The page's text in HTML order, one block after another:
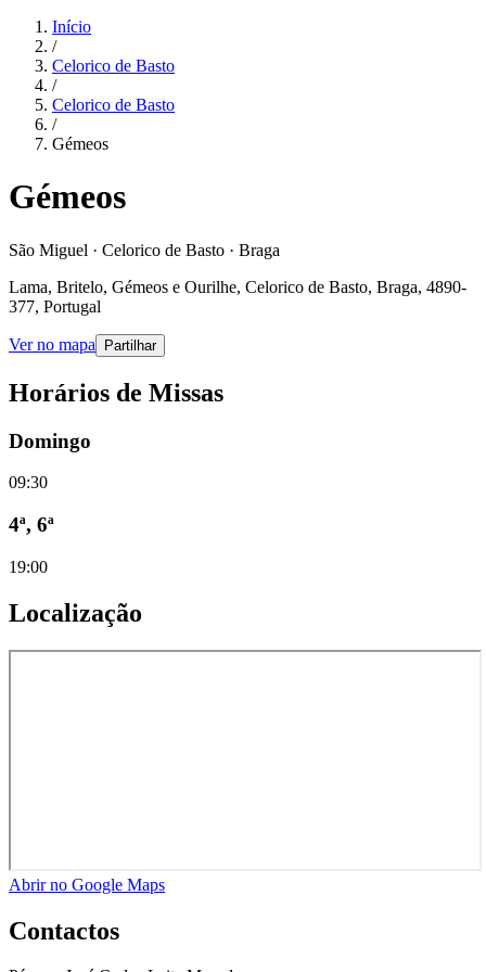
Início
/
Celorico de Basto
/
Celorico de Basto
/
Gémeos
Gémeos
São Miguel · Celorico de Basto · Braga
Lama, Britelo, Gémeos e Ourilhe, Celorico de Basto, Braga, 4890-
377, Portugal
Ver no mapa Partilhar
Horários de Missas
Domingo
09:30
4ª, 6ª
19:00
Localização
Abrir no Google Maps
Contactos